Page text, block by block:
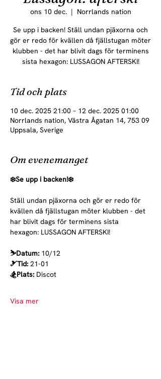
ons 10 dec.
  |
Norrlands nation
Se upp i backen! Ställ undan pjäxorna och
gör er redo för kvällen då fjällstugan möter
klubben - det har blivit dags för terminens
sista hexagon: LUSSAGON AFTERSKI!
Tid och plats
10 dec. 2025 21:00 – 12 dec. 2025 01:00
Norrlands nation, Västra Ågatan 14, 753 09
Uppsala, Sverige
Om evenemanget
❄️Se upp i backen!❄️
Ställ undan pjäxorna och gör er redo för
kvällen då fjällstugan möter klubben - det
har blivit dags för terminens sista
hexagon: LUSSAGON AFTERSKI!
⛷Datum: 10/12
🎿Tid: 21-01
🏂Plats: Discot
Visa mer